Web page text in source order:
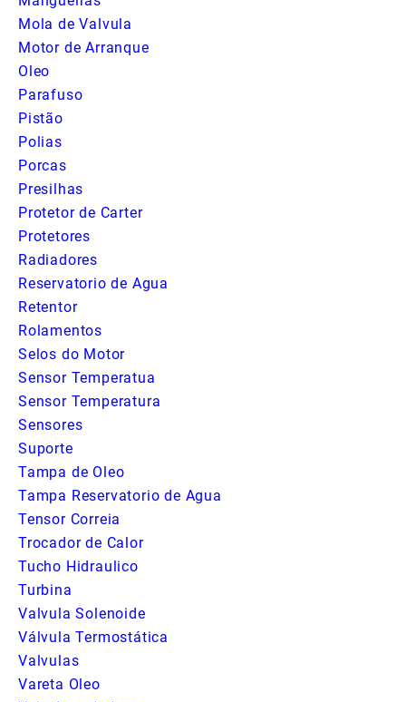
Mola de Valvula
Motor de Arranque
Oleo
Parafuso
Pistão
Polias
Porcas
Presilhas
Protetor de Carter
Protetores
Radiadores
Reservatorio de Agua
Retentor
Rolamentos
Selos do Motor
Sensor Temperatua
Sensor Temperatura
Sensores
Suporte
Tampa de Oleo
Tampa Reservatorio de Agua
Tensor Correia
Trocador de Calor
Tucho Hidraulico
Turbina
Valvula Solenoide
Válvula Termostática
Valvulas
Vareta Oleo